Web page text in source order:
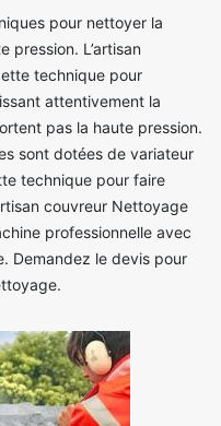
pour nettoyer la
pression. L’artisan
technique pour
attentivement la
pas la haute pression.
sont dotées de variateur
technique pour faire
couvreur Nettoyage
professionnelle avec
Demandez le devis pour